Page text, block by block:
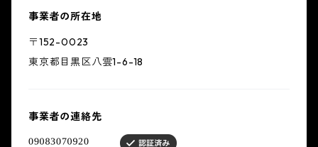
事業者の所在地
〒152-0023
東京都目黒区八雲1-6-18
事業者の連絡先